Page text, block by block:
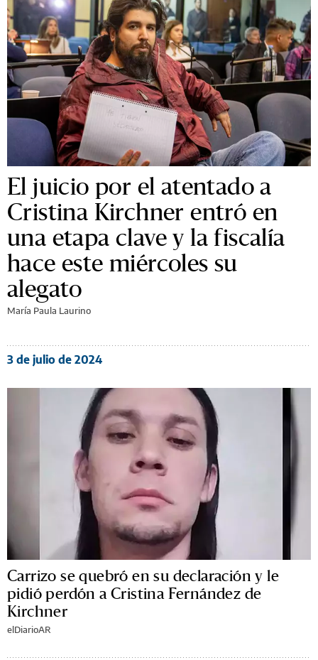
El juicio por el atentado a
Cristina Kirchner entró en
una etapa clave y la fiscalía
hace este miércoles su
alegato
María Paula Laurino
3 de julio de 2024
Carrizo se quebró en su declaración y le
pidió perdón a Cristina Fernández de
Kirchner
elDiarioAR